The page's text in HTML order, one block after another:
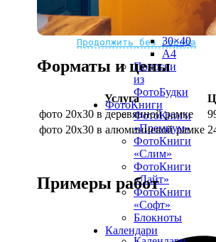
Не нашли Ваш город?
Мы доставляем по всему
Продолжить без города
30×40
A4
Полоски
из
ФотоБудки
ФотоКниги
ФотоКниги
«Премиум»
ФотоКниги
«Слим»
ФотоКниги
«Лайт»
ФотоКниги
«Софт»
Блокноты
Календари
Форматы и цены
Услуга
фото 20х30 в деревянной рамке
фото 20х30 в алюминиевой рамке
Примеры работ